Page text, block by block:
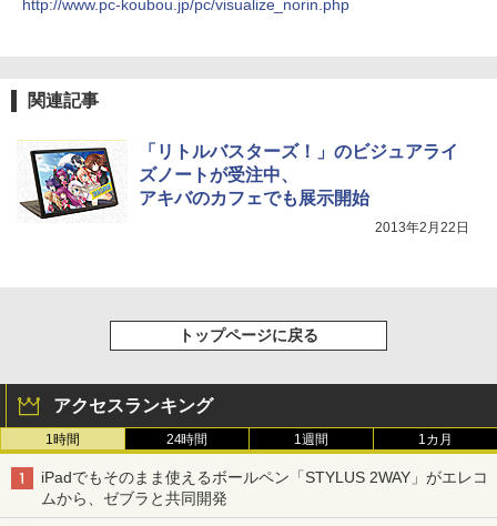
http://www.pc-koubou.jp/pc/visualize_norin.php
関連記事
「リトルバスターズ！」のビジュアライ
ズノートが受注中、
アキバのカフェでも展示開始
2013年2月22日
トップページに戻る
アクセスランキング
1時間 24時間 1週間 1カ月
iPadでもそのまま使えるボールペン「STYLUS 2WAY」がエレコ
ムから、ゼブラと共同開発